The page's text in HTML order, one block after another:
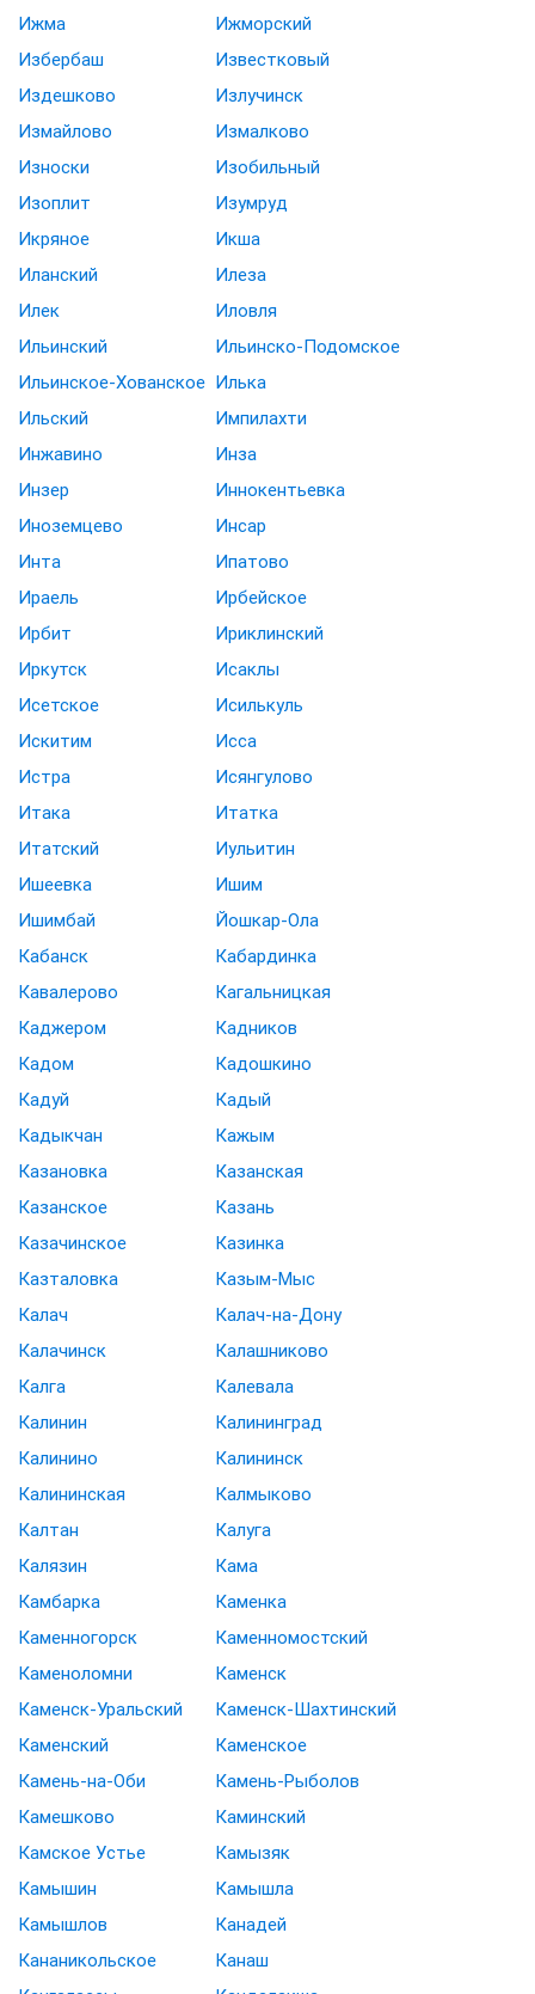
Ижма
Ижморский
Избербаш
Известковый
Издешково
Излучинск
Измайлово
Измалково
Износки
Изобильный
Изоплит
Изумруд
Икряное
Икша
Иланский
Илеза
Илек
Иловля
Ильинский
Ильинско-Подомское
Ильинское-Хованское Илька
Ильский
Импилахти
Инжавино
Инза
Инзер
Иннокентьевка
Иноземцево
Инсар
Инта
Ипатово
Ираель
Ирбейское
Ирбит
Ириклинский
Иркутск
Исаклы
Исетское
Исилькуль
Искитим
Исса
Истра
Исянгулово
Итака
Итатка
Итатский
Иульитин
Ишеевка
Ишим
Ишимбай
Йошкар-Ола
Кабанск
Кабардинка
Кавалерово
Кагальницкая
Каджером
Кадников
Кадом
Кадошкино
Кадуй
Кадый
Кадыкчан
Кажым
Казановка
Казанская
Казанское
Казань
Казачинское
Казинка
Казталовка
Казым-Мыс
Калач
Калач-на-Дону
Калачинск
Калашниково
Калга
Калевала
Калинин
Калининград
Калинино
Калининск
Калининская
Калмыково
Калтан
Калуга
Калязин
Кама
Камбарка
Каменка
Каменногорск
Каменномостский
Каменоломни
Каменск
Каменск-Уральский
Каменск-Шахтинский
Каменский
Каменское
Камень-на-Оби
Камень-Рыболов
Камешково
Каминский
Камское Устье
Камызяк
Камышин
Камышла
Камышлов
Канадей
Кананикольское
Канаш